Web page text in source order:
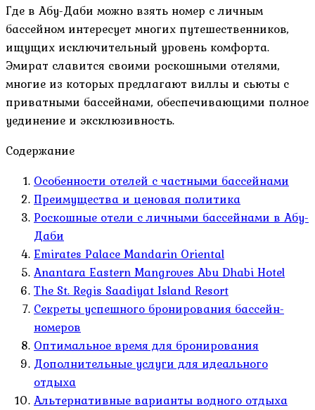
Где в Абу-Даби можно взять номер с личным
бассейном интересует многих путешественников,
ищущих исключительный уровень комфорта.
Эмират славится своими роскошными отелями,
многие из которых предлагают виллы и сьюты с
приватными бассейнами, обеспечивающими полное
уединение и эксклюзивность.
Содержание
Особенности отелей с частными бассейнами
Преимущества и ценовая политика
Роскошные отели с личными бассейнами в Абу-
Даби
Emirates Palace Mandarin Oriental
Anantara Eastern Mangroves Abu Dhabi Hotel
The St. Regis Saadiyat Island Resort
Секреты успешного бронирования бассейн-
номеров
Оптимальное время для бронирования
Дополнительные услуги для идеального
отдыха
Альтернативные варианты водного отдыха